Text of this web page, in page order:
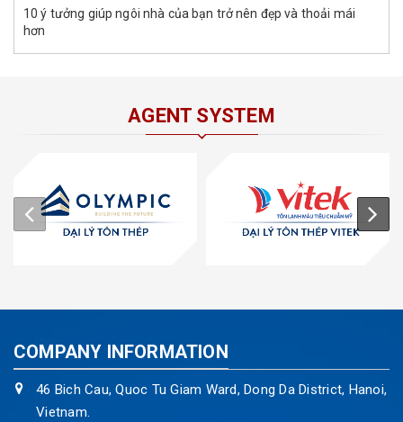
10 ý tưởng giúp ngôi nhà của bạn trở nên đẹp và thoải mái
hơn
AGENT SYSTEM
COMPANY INFORMATION
46 Bich Cau, Quoc Tu Giam Ward, Dong Da District, Hanoi,
Vietnam.